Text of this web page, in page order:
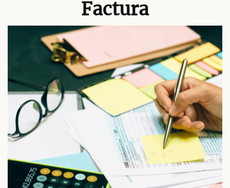
Factura